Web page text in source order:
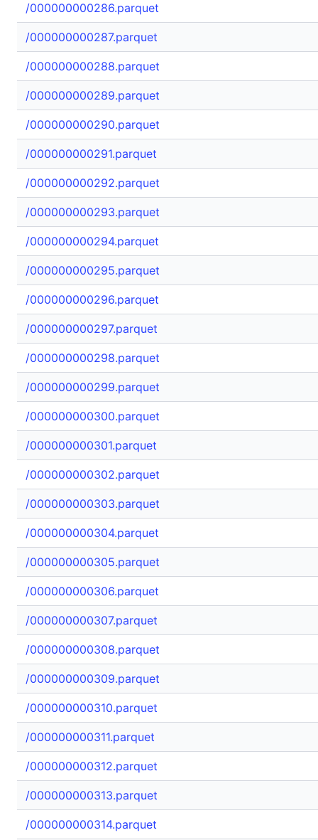
/000000000286.parquet
/000000000287.parquet
/000000000288.parquet
/000000000289.parquet
/000000000290.parquet
/000000000291.parquet
/000000000292.parquet
/000000000293.parquet
/000000000294.parquet
/000000000295.parquet
/000000000296.parquet
/000000000297.parquet
/000000000298.parquet
/000000000299.parquet
/000000000300.parquet
/000000000301.parquet
/000000000302.parquet
/000000000303.parquet
/000000000304.parquet
/000000000305.parquet
/000000000306.parquet
/000000000307.parquet
/000000000308.parquet
/000000000309.parquet
/000000000310.parquet
/000000000311.parquet
/000000000312.parquet
/000000000313.parquet
/000000000314.parquet